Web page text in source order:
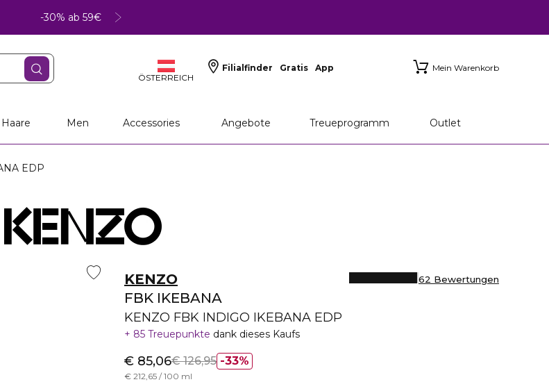
-30% ab 59€
ÖSTERREICH
Filialfinder Gratis App Mein Warenkorb
Haare Men Accessories Angebote Treueprogramm Outlet
EDP
KENZO
FBK IKEBANA
KENZO FBK INDIGO IKEBANA EDP
62 Bewertungen
85 Treuepunkte dank dieses Kaufs
33%
€ 85,06€ 126,95
€ 212,65 / 100 ml